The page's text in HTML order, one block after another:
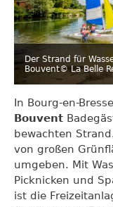
Der Strand für
Bouvent© La Belle
In Bourg-en-
Bouvent
bewachten
von großen
umgeben. Mit
Picknicken und
ist die